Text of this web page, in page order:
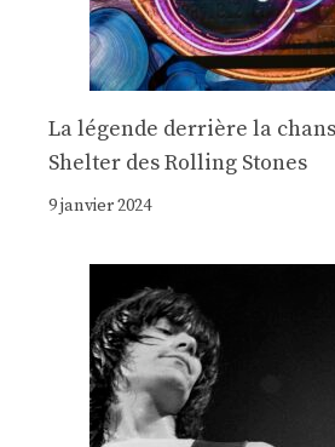
La légende derrière la
Shelter des Rolling Stones
9 janvier 2024